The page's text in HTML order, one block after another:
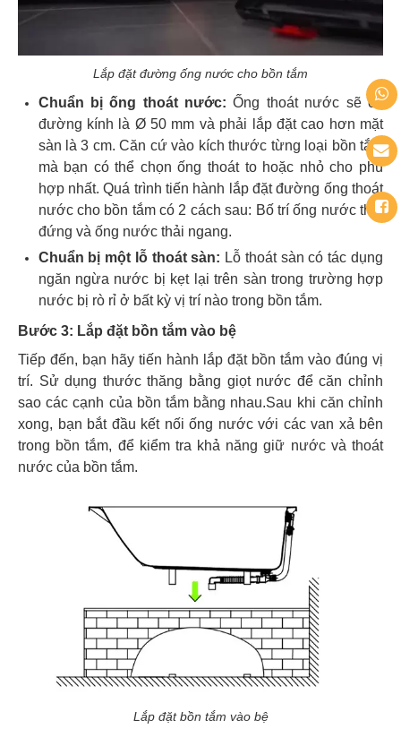
Lắp đặt đường ống nước cho bồn tắm
Chuẩn bị ống thoát nước: Ống thoát nước sẽ có
đường kính là Ø 50 mm và phải lắp đặt cao hơn mặt
sàn là 3 cm. Căn cứ vào kích thước từng loại bồn tắm
mà bạn có thể chọn ống thoát to hoặc nhỏ cho phù
hợp nhất.Quá trình tiến hành lắp đặt đường ống thoát
nước cho bồn tắm có 2 cách sau: Bố trí ống nước thải
đứng và ống nước thải ngang.
Chuẩn bị một lỗ thoát sàn: Lỗ thoát sàn có tác dụng
ngăn ngừa nước bị kẹt lại trên sàn trong trường hợp
nước bị rò rỉ ở bất kỳ vị trí nào trong bồn tắm.
Bước 3: Lắp đặt bồn tắm vào bệ
Tiếp đến, bạn hãy tiến hành lắp đặt bồn tắm vào đúng vị
trí. Sử dụng thước thăng bằng giọt nước để căn chỉnh
sao các cạnh của bồn tắm bằng nhau.Sau khi căn chỉnh
xong, bạn bắt đầu kết nối ống nước với các van xả bên
trong bồn tắm, để kiểm tra khả năng giữ nước và thoát
nước của bồn tắm.
Lắp đặt bồn tắm vào bệ